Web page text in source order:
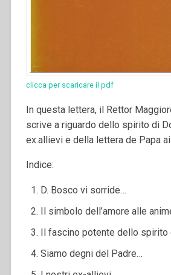
clicca per scaricare il pdf
In questa lettera, il Rettor
scrive a riguardo dello spirito di
ex.allievi e della lettera de Papa
Indice:
D. Bosco vi sorride…
Il simbolo dell’amore alle
Il fascino potente dello spirito
Siamo degni del Padre…